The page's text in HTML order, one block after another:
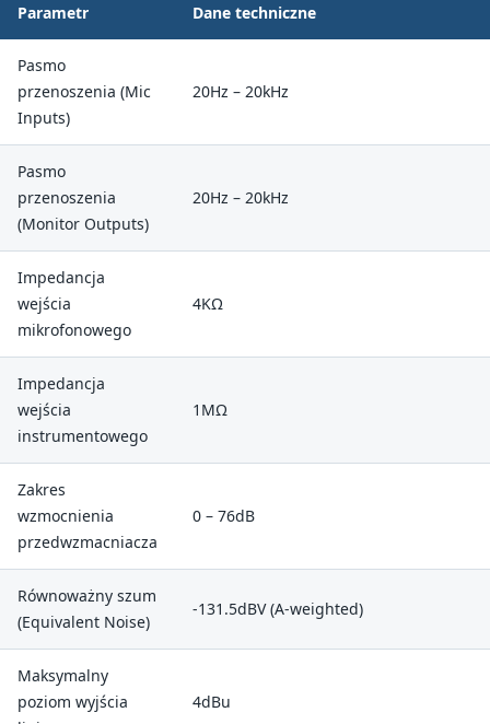
Parametr Dane techniczne
Pasmo
przenoszenia (Mic
Inputs)
20Hz – 20kHz
Pasmo
przenoszenia
(Monitor Outputs)
20Hz – 20kHz
Impedancja
wejścia
mikrofonowego
4KΩ
Impedancja
wejścia
instrumentowego
1MΩ
Zakres
wzmocnienia
przedwzmacniacza
0 – 76dB
Równoważny szum
(Equivalent Noise)
-131.5dBV (A-weighted)
Maksymalny
poziom wyjścia
4dBu